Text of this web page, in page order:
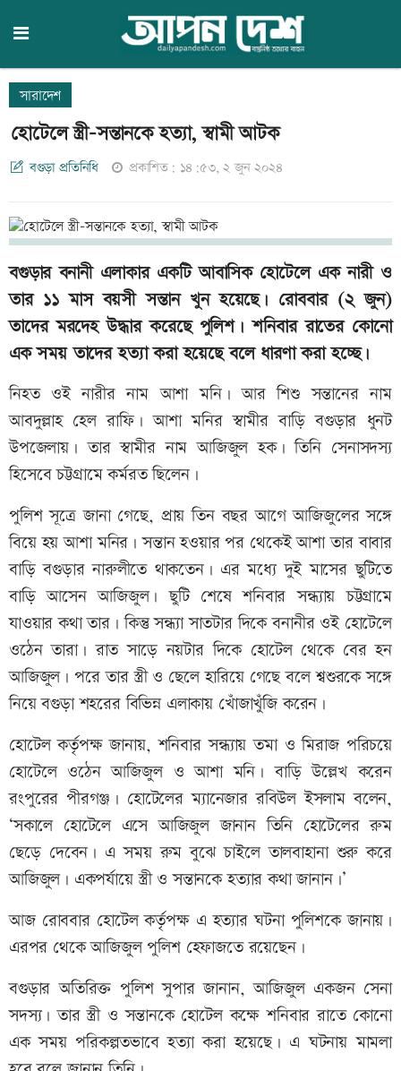
সারাদেশ
হোটেলে স্ত্রী-সন্তানকে হত্যা, স্বামী আটক
বগুড়া প্রতিনিধি প্রকাশিত: ১৪:৫৩, ২ জুন ২০২৪
বগুড়ার বনানী এলাকার একটি আবাসিক হোটেলে এক নারী ও
তার ১১ মাস বয়সী সন্তান খুন হয়েছে। রোববার (২ জুন)
তাদের মরদেহ উদ্ধার করেছে পুলিশ। শনিবার রাতের কোনো
এক সময় তাদের হত্যা করা হয়েছে বলে ধারণা করা হচ্ছে।
নিহত ওই নারীর নাম আশা মনি। আর শিশু সন্তানের নাম
আবদুল্লাহ হেল রাফি। আশা মনির স্বামীর বাড়ি বগুড়ার ধুনট
উপজেলায়। তার স্বামীর নাম আজিজুল হক। তিনি সেনাসদস্য
হিসেবে চট্টগ্রামে কর্মরত ছিলেন।
পুলিশ সূত্রে জানা গেছে, প্রায় তিন বছর আগে আজিজুলের সঙ্গে
বিয়ে হয় আশা মনির। সন্তান হওয়ার পর থেকেই আশা তার বাবার
বাড়ি বগুড়ার নারুলীতে থাকতেন। এর মধ্যে দুই মাসের ছুটিতে
বাড়ি আসেন আজিজুল। ছুটি শেষে শনিবার সন্ধ্যায় চট্টগ্রামে
যাওয়ার কথা তার। কিন্তু সন্ধ্যা সাতটার দিকে বনানীর ওই হোটেলে
ওঠেন তারা। রাত সাড়ে নয়টার দিকে হোটেল থেকে বের হন
আজিজুল। পরে তার স্ত্রী ও ছেলে হারিয়ে গেছে বলে শ্বশুরকে সঙ্গে
নিয়ে বগুড়া শহরের বিভিন্ন এলাকায় খোঁজাখুঁজি করেন।
হোটেল কর্তৃপক্ষ জানায়, শনিবার সন্ধ্যায় তমা ও মিরাজ পরিচয়ে
হোটেলে ওঠেন আজিজুল ও আশা মনি। বাড়ি উল্লেখ করেন
রংপুরের পীরগঞ্জ। হোটেলের ম্যানেজার রবিউল ইসলাম বলেন,
‘সকালে হোটেলে এসে আজিজুল জানান তিনি হোটেলের রুম
ছেড়ে দেবেন। এ সময় রুম বুঝে চাইলে তালবাহানা শুরু করে
আজিজুল। একপর্যায়ে স্ত্রী ও সন্তানকে হত্যার কথা জানান।’
আজ রোববার হোটেল কর্তৃপক্ষ এ হত্যার ঘটনা পুলিশকে জানায়।
এরপর থেকে আজিজুল পুলিশ হেফাজতে রয়েছেন।
বগুড়ার অতিরিক্ত পুলিশ সুপার জানান, আজিজুল একজন সেনা
সদস্য। তার স্ত্রী ও সন্তানকে হোটেল কক্ষে শনিবার রাতে কোনো
এক সময় পরিকল্পতভাবে হত্যা করা হয়েছে। এ ঘটনায় মামলা